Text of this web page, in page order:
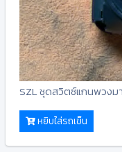
SZL ชุดสวิตซ์แกนพวงม
หยิบใส่รถเข็น